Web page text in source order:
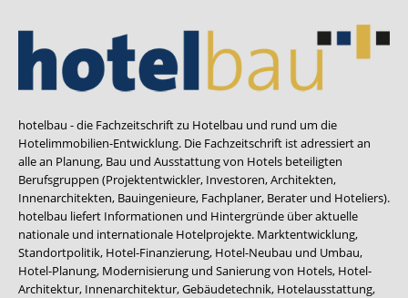
hotelbau - die Fachzeitschrift zu Hotelbau und rund um die
Hotelimmobilien-Entwicklung. Die Fachzeitschrift ist adressiert an
alle an Planung, Bau und Ausstattung von Hotels beteiligten
Berufsgruppen (Projektentwickler, Investoren, Architekten,
Innenarchitekten, Bauingenieure, Fachplaner, Berater und Hoteliers).
hotelbau liefert Informationen und Hintergründe über aktuelle
nationale und internationale Hotelprojekte. Marktentwicklung,
Standortpolitik, Hotel-Finanzierung, Hotel-Neubau und Umbau,
Hotel-Planung, Modernisierung und Sanierung von Hotels, Hotel-
Architektur, Innenarchitektur, Gebäudetechnik, Hotelausstattung,